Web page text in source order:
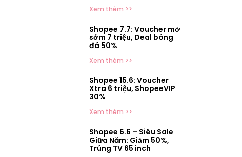
Xem thêm >>
Shopee 7.7: Voucher mở
sớm 7 triệu, Deal bóng
đá 50%
Xem thêm >>
Shopee 15.6: Voucher
Xtra 6 triệu, ShopeeVIP
30%
Xem thêm >>
Shopee 6.6 – Siêu Sale
Giữa Năm: Giảm 50%,
Trúng TV 65 inch